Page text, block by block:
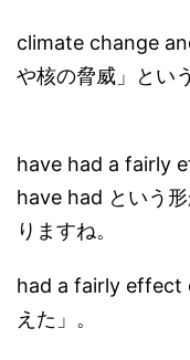
climate change
や核の脅威」とい
have had a fairly
have had という
りますね。
had a fairly effect
えた」。